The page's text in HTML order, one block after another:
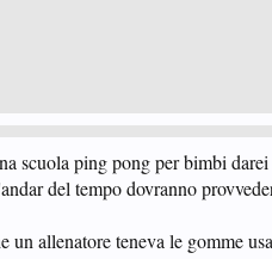
scuola ping pong per bimbi
del tempo dovranno
un allenatore teneva le gomme